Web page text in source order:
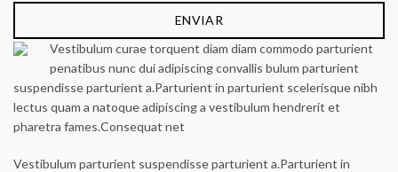
Vestibulum curae torquent diam diam commodo parturient
penatibus nunc dui adipiscing convallis bulum parturient
suspendisse parturient a.Parturient in parturient scelerisque nibh
lectus quam a natoque adipiscing a vestibulum hendrerit et
pharetra fames.Consequat net
Vestibulum parturient suspendisse parturient a.Parturient in